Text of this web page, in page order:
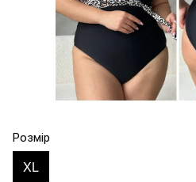
Розмір
XL